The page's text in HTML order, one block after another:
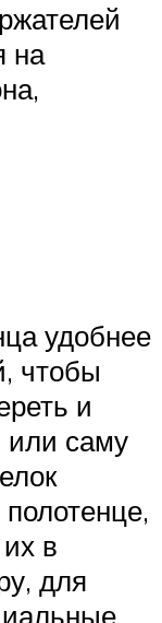
на
удобнее
чтобы
и
или саму
в
для